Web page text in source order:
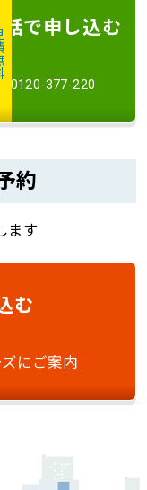
話で申し込む
0120-377-220
約
ます
む
にご案内